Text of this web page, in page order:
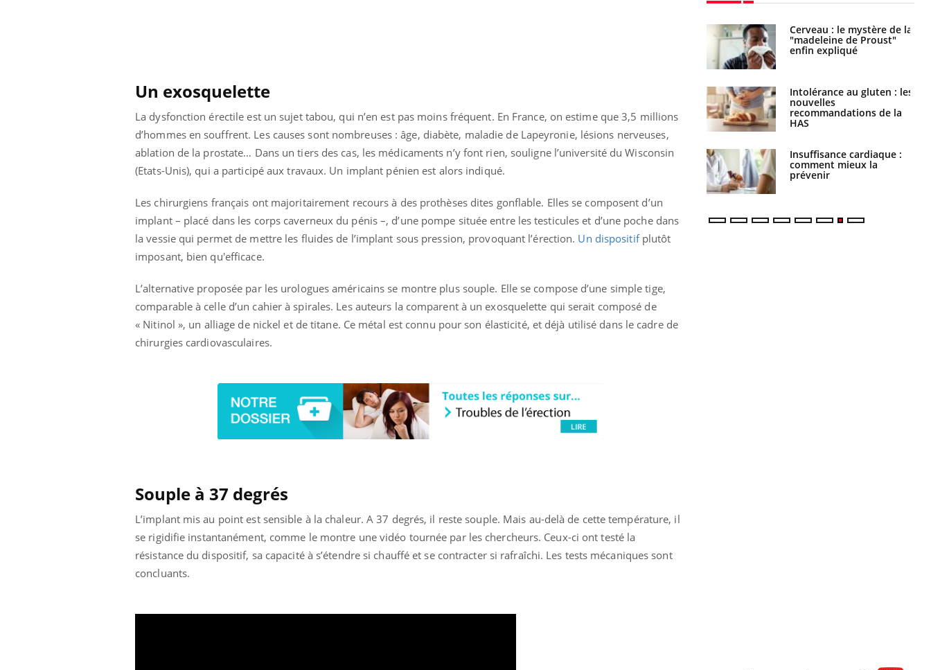
Un exosquelette
La dysfonction érectile est un sujet tabou, qui n’en est pas moins fréquent. En France, on estime que 3,5 millions
d’hommes en souffrent. Les causes sont nombreuses : âge, diabète, maladie de Lapeyronie, lésions nerveuses,
ablation de la prostate… Dans un tiers des cas, les médicaments n’y font rien, souligne l’université du Wisconsin
(Etats-Unis), qui a participé aux travaux. Un implant pénien est alors indiqué.
Les chirurgiens français ont majoritairement recours à des prothèses dites gonflable. Elles se composent d’un
implant – placé dans les corps caverneux du pénis –, d’une pompe située entre les testicules et d’une poche dans
la vessie qui permet de mettre les fluides de l’implant sous pression, provoquant l’érection. Un dispositifplutôt
imposant, bien qu'efficace.
L’alternative proposée par les urologues américains se montre plus souple. Elle se compose d’une simple tige,
comparable à celle d’un cahier à spirales. Les auteurs la comparent à un exosquelette qui serait composé de
« Nitinol », un alliage de nickel et de titane. Ce métal est connu pour son élasticité, et déjà utilisé dans le cadre de
chirurgies cardiovasculaires.
Souple à 37 degrés
L’implant mis au point est sensible à la chaleur. A 37 degrés, il reste souple. Mais au-delà de cette température, il
se rigidifie instantanément, comme le montre une vidéo tournée par les chercheurs. Ceux-ci ont testé la
résistance du dispositif, sa capacité à s’étendre si chauffé et se contracter si rafraîchi. Les tests mécaniques sont
concluants.
Légionellose en Suisse :
quelle est l’origine de la
contamination ?
Allergies alimentaires :
une nouvelle arme contre
les réactions sévères
bientôt faire
TDAH : quel est ce
traitement autorisé aux
États-Unis ?
recommandations de la
HAS
Insuffisance cardiaque :
Le décalage des horaires
d'été : quel impact sur le
sommeil ?
Grossesse : ces polluants
pourraient influencer le
poids des enfants
Autisme : pourquoi le
cerveau reconnaît-il les
visages autrement ?